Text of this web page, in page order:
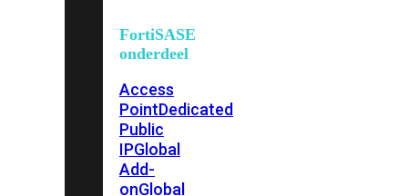
FortiSASE
onderdeel
Access
PointDedicated
Public
IPGlobal
Add-
onGlobal